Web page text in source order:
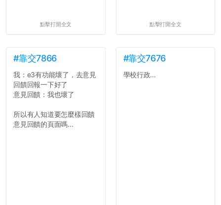
點擊打開全文 點擊打開全文
#靠交7866
我：e3有功能壞了，去意見
回饋回報一下好了
意見回饋：我也壞了
所以有人知道要怎麼樣回饋
意見回饋的頁面嗎...
#靠交7676
學校行政...